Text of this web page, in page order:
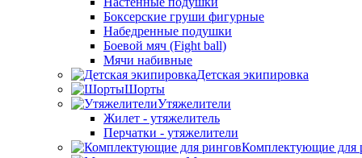
Боксерские груши фигурные
Набедренные подушки
Боевой мяч (Fight ball)
Мячи набивные
Детская экипировка
Шорты
Утяжелители
Жилет - утяжелитель
Перчатки - утяжелители
Комплектующие для